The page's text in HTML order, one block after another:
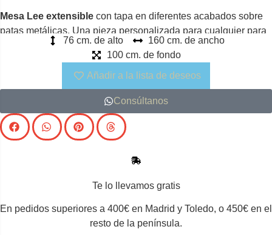
Mesa Lee extensible con tapa en diferentes acabados sobre
patas metálicas. Una pieza personalizada para cualquier para
encajar en cualquier ambiente de comedor
76 cm. de alto
160 cm. de ancho
100 cm. de fondo
Añadir a la lista de deseos
Consúltanos
Te lo llevamos gratis
En pedidos superiores a 400€ en Madrid y Toledo, o 450€ en el
resto de la península.